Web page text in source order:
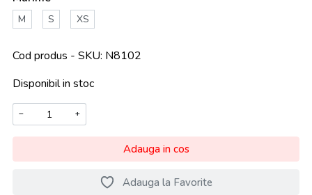
M S XS
Cod produs - SKU N8102
Disponibil in stoc
− +
Adauga in cos
Adauga la Favorite